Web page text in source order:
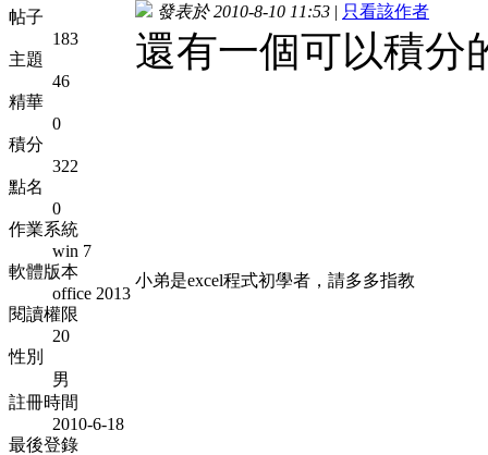
帖子
183
主題
46
精華
0
積分
322
點名
0
作業系統
win 7
軟體版本
office 2013
閱讀權限
20
性別
男
註冊時間
2010-6-18
最後登錄
發表於 2010-8-10 11:53 | 只看該作者
還有一個可以積分
小弟是excel程式初學者，請多多指教